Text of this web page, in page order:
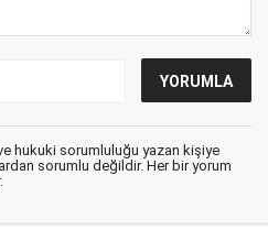
hukuki sorumluluğu yazan kişiye
sorumlu değildir. Her bir yorum